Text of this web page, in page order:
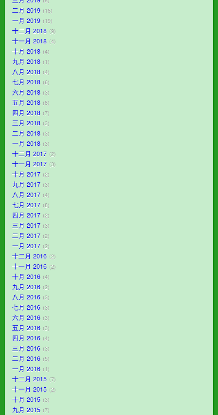
二月 2019 18
一月 2019 19
十二月 2018 9
十一月 2018 4
十月 2018 4
九月 2018 1
八月 2018 4
七月 2018 6
六月 2018 3
五月 2018 8
四月 2018 7
三月 2018 3
二月 2018 3
一月 2018 3
十二月 2017 2
十一月 2017 3
十月 2017 2
九月 2017 3
八月 2017 4
七月 2017 8
四月 2017 2
三月 2017 3
二月 2017 2
一月 2017 2
十二月 2016 2
十一月 2016 2
十月 2016 4
九月 2016 2
八月 2016 3
七月 2016 3
六月 2016 3
五月 2016 3
四月 2016 4
三月 2016 3
二月 2016 5
一月 2016 1
十二月 2015 7
十一月 2015 2
十月 2015 3
九月 2015 7